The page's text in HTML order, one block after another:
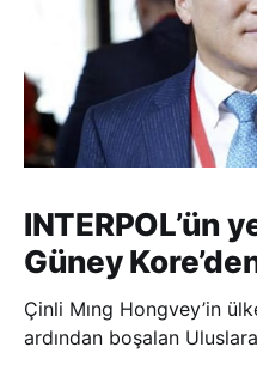
INTERPOL’ün
Güney
Çinli Mıng Hongvey’in
ardından boşalan